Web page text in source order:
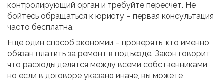
контролирующий орган и требуйте пересчёт. Не
бойтесь обращаться к юристу – первая консультация
часто бесплатна.
Еще один способ экономии – проверять, кто именно
обязан платить за ремонт в подъезде. Закон говорит,
что расходы делятся между всеми собственниками,
но если в договоре указано иначе, вы можете